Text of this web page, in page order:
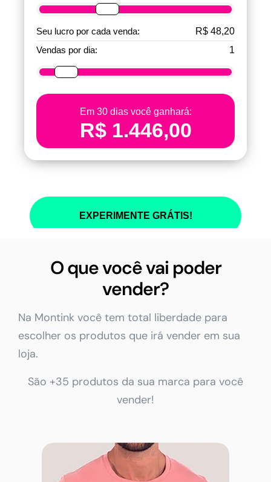
O que você vai poder
vender?
Na Montink você tem total liberdade para
escolher os produtos que irá vender em sua
loja.
São +35 produtos da sua marca para você
vender!